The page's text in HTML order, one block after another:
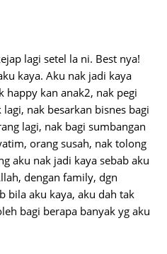
lagi setel la ni. Best nya!
kaya. Aku nak jadi kaya
happy kan anak2, nak pegi
nak besarkan bisnes bagi
lagi, nak bagi sumbangan
orang susah, nak tolong
aku nak jadi kaya sebab aku
dengan family, dgn
bila aku kaya, aku dah tak
bagi berapa banyak yg aku